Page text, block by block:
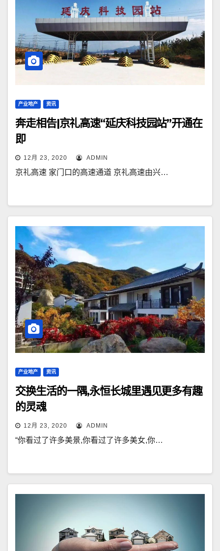
产业地产 资讯
奔走相告|京礼高速“延庆科技园站”开通在
即
12月 23, 2020 ADMIN
京礼高速 家门口的高速通道 京礼高速由兴…
产业地产 资讯
交换生活的一隅,永恒长城里遇见更多有趣
的灵魂
12月 23, 2020 ADMIN
“你看过了许多美景,你看过了许多美女,你…